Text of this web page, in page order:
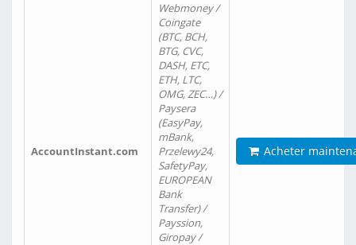
AccountInstant.com
Webmoney /
Coingate
(BTC, BCH,
BTG, CVC,
DASH, ETC,
ETH, LTC,
OMG, ZEC…) /
Paysera
(EasyPay,
mBank,
Przelewy24,
SafetyPay,
EUROPEAN
Bank
Transfer) /
Payssion,
Giropay /
Acheter